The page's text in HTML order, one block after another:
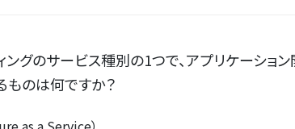
ングのサービス種別の1つで、アプリケーショ
ものは何ですか？